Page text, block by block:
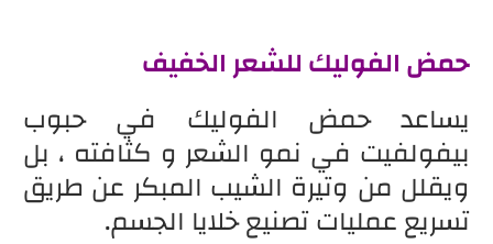
حمض الفوليك للشعر الخفيف
يساعد حمض الفوليك في حبوب
بيفولفيت في نمو الشعر و كثافته ، بل
ويقلل من وتيرة الشيب المبكر عن طريق
تسريع عمليات تصنيع خلايا الجسم.